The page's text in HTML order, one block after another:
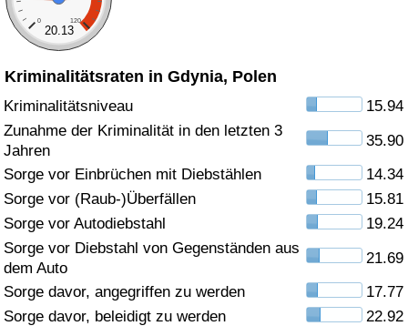
0 120
20.13
Kriminalitätsraten in Gdynia, Polen
Kriminalitätsniveau
15.94
Zunahme der Kriminalität in den letzten 3
Jahren
35.90
Sorge vor Einbrüchen mit Diebstählen
14.34
Sorge vor (Raub-)Überfällen
15.81
Sorge vor Autodiebstahl
19.24
Sorge vor Diebstahl von Gegenständen aus
dem Auto
21.69
Sorge davor, angegriffen zu werden
17.77
Sorge davor, beleidigt zu werden
22.92
in Akaba
Kriminalität
Kriminalitäts-Index (aktuell)
Kriminalitäts-Index
Kriminalitätsindex nach Land
Gesundheitsversorgung
Gesundheitsversorgungs-Index (aktuell)
Gesundheitsversorgungs-Index